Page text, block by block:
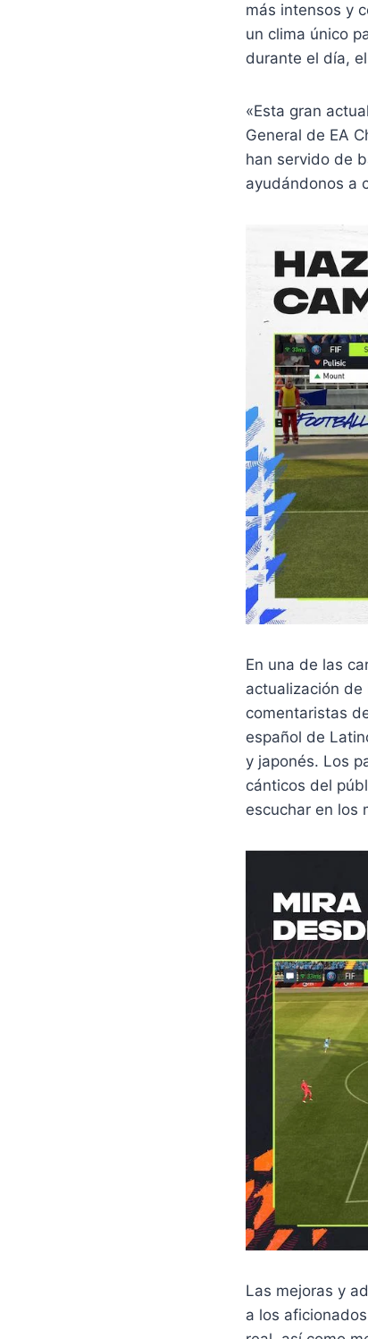
más intensos y
un clima único
durante el día,
«Esta gran
General de EA
han servido de
ayudándonos a
En una de las
actualización de
comentaristas
español de
y japonés. Los
cánticos del
escuchar en los
Las mejoras y
a los